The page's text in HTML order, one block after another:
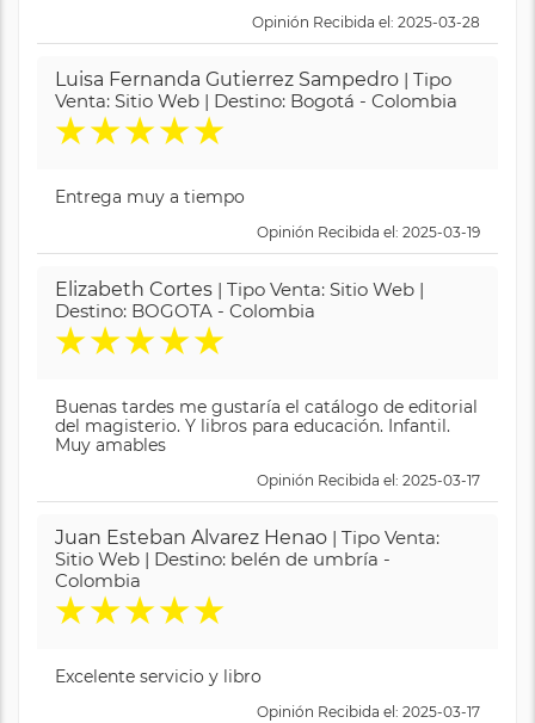
Opinión Recibida el: 2025-03-28
Luisa Fernanda Gutierrez Sampedro | Tipo
Venta: Sitio Web | Destino: Bogotá - Colombia
★★★★★
Entrega muy a tiempo
Opinión Recibida el: 2025-03-19
Elizabeth Cortes | Tipo Venta: Sitio Web |
Destino: BOGOTA - Colombia
★★★★★
Buenas tardes me gustaría el catálogo de editorial
del magisterio. Y libros para educación. Infantil.
Muy amables
Opinión Recibida el: 2025-03-17
Juan Esteban Alvarez Henao | Tipo Venta:
Sitio Web | Destino: belén de umbría -
Colombia
★★★★★
Excelente servicio y libro
Opinión Recibida el: 2025-03-17